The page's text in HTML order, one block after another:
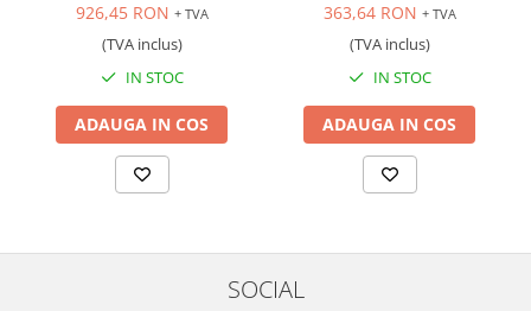
926,45 RON + TVA
(TVA inclus)
IN STOC
ADAUGA IN COS
363,64 RON + TVA
(TVA inclus)
IN STOC
ADAUGA IN COS
SOCIAL